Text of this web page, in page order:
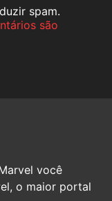
spam.
são
você
o maior portal